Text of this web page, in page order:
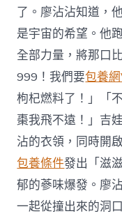
了。廖沾沾知道，
是宇宙的希望。他
全部力量，將那口
999！我們要包養
枸杞燃料了！」「
棗我飛不遠！」吉
沾的衣領，同時開
包養條件發出「滋
郁的蔘味爆發。廖
一起從撞出來的洞